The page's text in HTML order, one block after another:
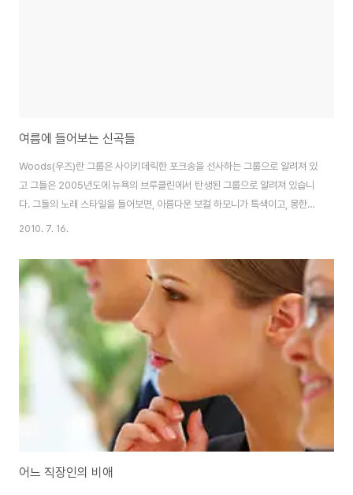
여름에 들어보는 신곡들
Woods(우즈)란 그룹은 사이키데릭한 포크송을 선사하는 그룹으로 알려져 있
고 그들은 2005년도에 뉴욕의 브루클린에서 탄생된 그룹으로 알려져 있습니
다. 그들의 노래 스타일을 들어보면, 아름다운 보컬 하모니가 특색이고, 몽한적
으로 들리기도 하는 사운드는 친근한 포크송으로 다 다정하게 다가오는 리듬이
blood dries darker라는 곡으로 전체적인 곡의 분위기는 편안한 시골의 어
느 골목길을 걸어 가는 느낌이랄까요? 편안하면서도 아늑한 그런 분위기의 노
래입니다. Tor Y Moi의 원래 이름은 Chazwick Bundick로 알려지고 있고,
그의 음악을 들어 보면 시원한 바다가를 연상케 하는 묘한 매력이 있는 음악이
2010. 7. 16.
어느 직장인의 비애